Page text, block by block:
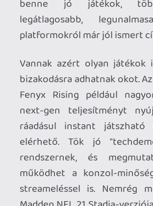
változatát (legjobb deal: az előrendelők
ingyen kontrollert/chromecastot kaptak
a játék mellé), de nincsenek adatok arról,
hányan játsszák a játékot ezen a
jelenlegi helyzetéhez képest viszonylag
sikeres a game, de az összes verziót
tekintve marginális lehet az eladások
száma...